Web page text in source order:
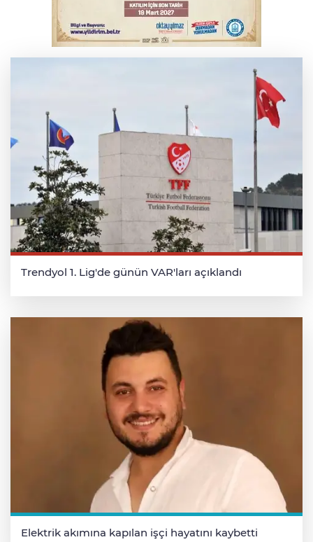
THY temmuzda yolcu rekoru kırdı
Trendyol 1. Lig'de günün VAR'ları açıklandı
Elektrik akımına kapılan işçi hayatını kaybetti